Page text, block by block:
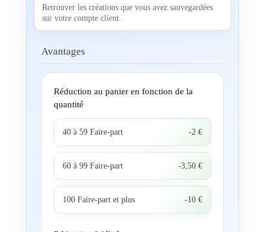
Retrouver les créations que vous avez sauvegardées
sur votre compte client.
Avantages
Réduction au panier en fonction de la
quantité
40 à 59 Faire-part -2 €
60 à 99 Faire-part -3,50 €
100 Faire-part et plus -10 €